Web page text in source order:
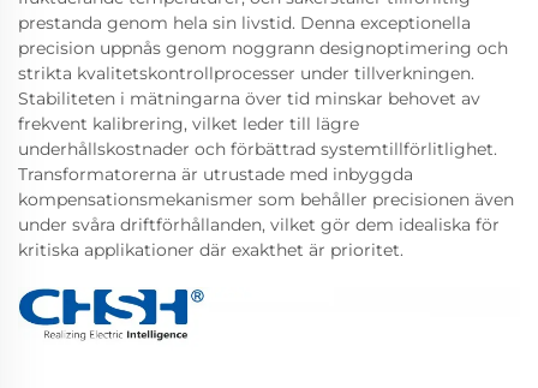
prestanda genom hela sin livstid. Denna exceptionella
precision uppnås genom noggrann designoptimering och
strikta kvalitetskontrollprocesser under tillverkningen.
Stabiliteten i mätningarna över tid minskar behovet av
frekvent kalibrering, vilket leder till lägre
underhållskostnader och förbättrad systemtillförlitlighet.
Transformatorerna är utrustade med inbyggda
kompensationsmekanismer som behåller precisionen även
under svåra driftförhållanden, vilket gör dem idealiska för
kritiska applikationer där exakthet är prioritet.